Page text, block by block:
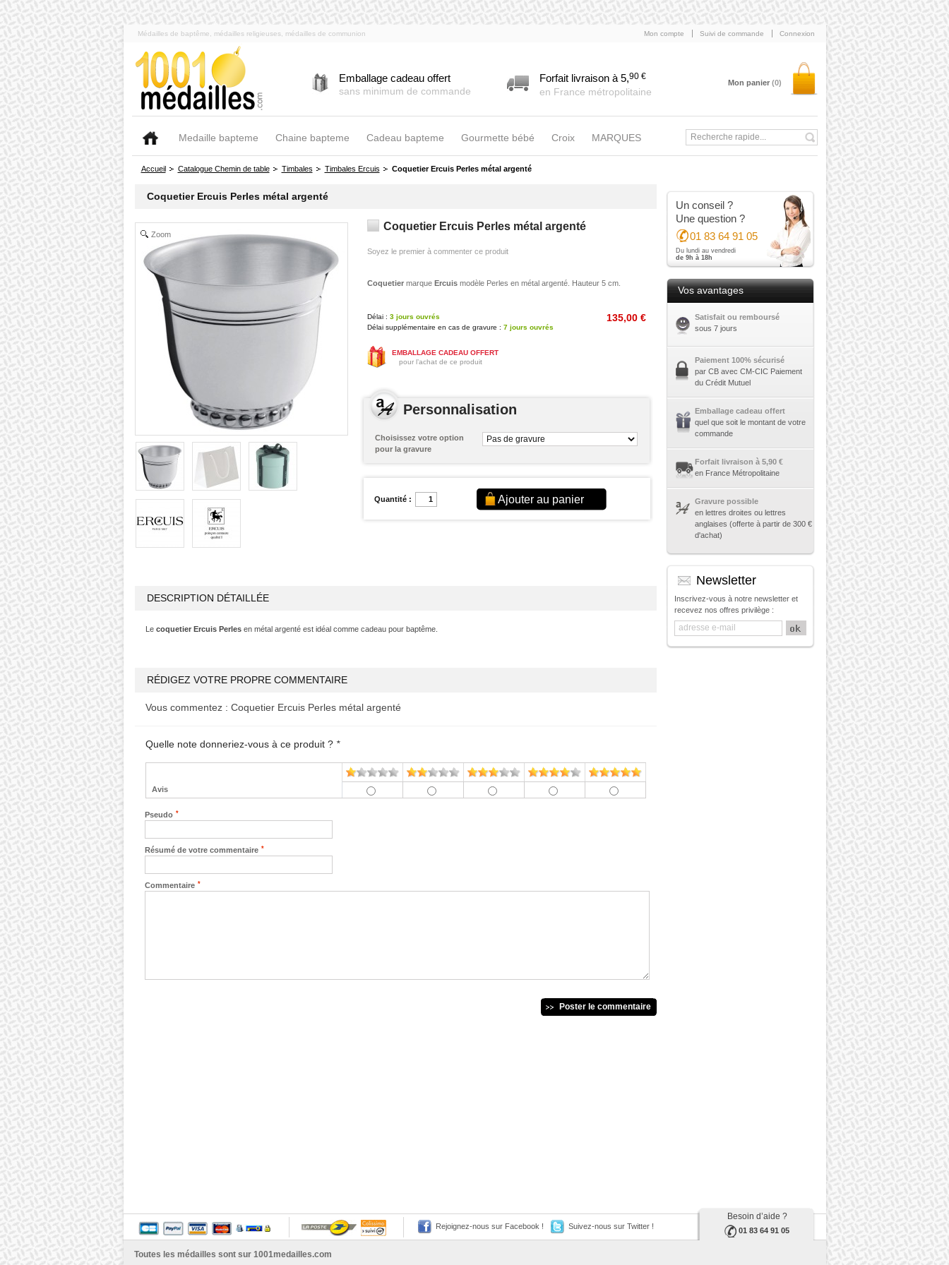
Mon compte Suivi de commande Connexion
Médailles de baptême, médailles religieuses, médailles de communion
Emballage cadeau offert
sans minimum de commande
Forfait livraison à 5,90 €
en France métropolitaine
Mon panier (0)
Medaille bapteme Chaine bapteme Cadeau bapteme Gourmette bébé Croix MARQUES
Accueil Catalogue Chemin de table Timbales Timbales Ercuis Coquetier Ercuis Perles métal argenté
Coquetier Ercuis Perles métal argenté
Zoom
Coquetier Ercuis Perles métal argenté
Soyez le premier à commenter ce produit
Coquetiermarque Ercuismodèle Perles en métal argenté. Hauteur 5 cm.
Délai : 3 jours ouvrés
Délai supplémentaire en cas de gravure : 7 jours ouvrés
135,00 €
EMBALLAGE CADEAU OFFERT
pour l’achat de ce produit
Personnalisation
Choisissez votre option
pour la gravure
Quantité :
DESCRIPTION DÉTAILLÉE
Le coquetier Ercuis Perles en métal argenté est idéal comme cadeau pour baptême.
RÉDIGEZ VOTRE PROPRE COMMENTAIRE
Vous commentez : Coquetier Ercuis Perles métal argenté
Quelle note donneriez-vous à ce produit ? *
Avis
*
Pseudo
*
Résumé de votre commentaire
*
Commentaire
Poster le commentaire
Un conseil ?
Une question ?
01 83 64 91 05
Du lundi au vendredi
de 9h à 18h
Vos avantages
Satisfait ou remboursé
sous 7 jours
Paiement 100% sécurisé
par CB avec CM-CIC Paiement
du Crédit Mutuel
Emballage cadeau offert
quel que soit le montant de votre
commande
Forfait livraison à 5,90 €
en France Métropolitaine
Gravure possible
en lettres droites ou lettres
anglaises (offerte à partir de 300 €
d'achat)
Newsletter
Inscrivez-vous à notre newsletter et
recevez nos offres privilège :
Rejoignez-nous sur Facebook ! Suivez-nous sur Twitter !
Besoin d’aide ?
01 83 64 91 05
Toutes les médailles sont sur 1001medailles.com